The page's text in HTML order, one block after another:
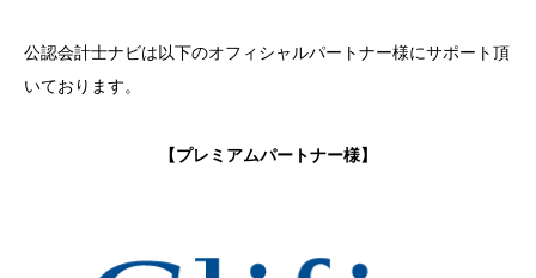
公認会計士ナビは以下のオフィシャルパートナー様にサポート頂
いております。
【プレミアムパートナー様】